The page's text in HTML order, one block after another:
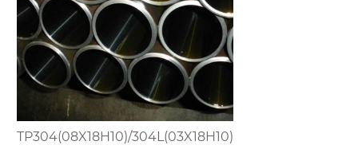
TP304(08X18H10)/304L(03X18H10)